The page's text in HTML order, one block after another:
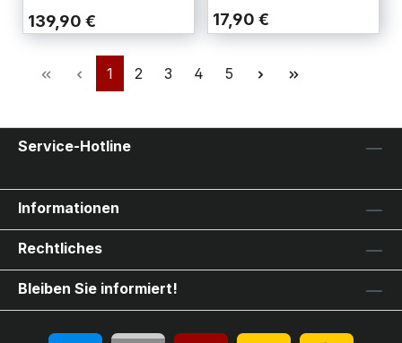
139,90 € 17,90 €
1 2 3 4 5
Service-Hotline
Informationen
Rechtliches
Bleiben Sie informiert!